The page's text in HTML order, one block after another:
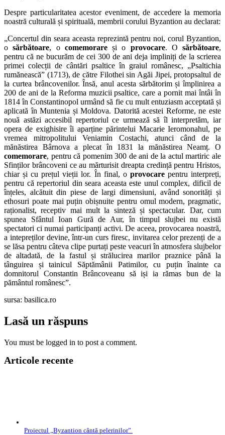
Despre particularitatea acestor eveniment, de accedere la memoria
noastră culturală și spirituală, membrii corului Byzantion au declarat:
„Concertul din seara aceasta reprezintă pentru noi, corul Byzantion,
osărbătoare, o comemorareși o provocare. O sărbătoare,
pentru că ne bucurăm de cei 300 de ani deja impliniți de la scrierea
primei colecții de cântări psaltice în graiul românesc, „Psaltichia
rumănească” (1713), de către Filothei sin Agăi Jipei, protopsaltul de
la curtea brâncovenilor. Însă, anul acesta sărbătorim și împlinirea a
200 de ani de la Reforma muzicii psaltice, care a pornit mai întâi în
1814 în Constantinopol urmând să fie cu mult entuziasm acceptată și
aplicată în Muntenia și Moldova. Datorită acestei Reforme, ne este
nouă astăzi accesibil repertoriul ce urmează să îl interpretăm, iar
opera de exighisire îi aparține părintelui Macarie Ieromonahul, pe
vremea mitropolitului Veniamin Costachi, atunci când de la
mănăstirea Bârnova a plecat în 1831 la mănăstirea Neamț. O
comemorare, pentru că pomenim 300 de ani de la actul martiric ale
Sfinților brâncoveni ce au mărturisit dreapta credință pentru Hristos,
chiar și cu prețul vieții lor. În final, o provocarepentru interpreți,
pentru că repertoriul din seara aceasta este unul complex, dificil de
înțeles, alcătuit din piese de largi dimensiuni, având sonorități și
ethosuri poate mai puțin obișnuite pentru omul modern, pragmatic,
raționalist, receptiv mai mult la sinteză și spectacular. Dar, cum
spunea Sfântul Ioan Gură de Aur, în timpul slujbei nu există
spectatori ci numai participanți activi. De aceea, provocarea noastră,
a intepreților devine, într-un curs firesc, invitarea celor prezenți de a
se lăsa pentru câteva clipe purtați peste veacuri în atmosfera slujbelor
de altadată, de la fastul și strălucirea marilor praznice până la
tânguirea și tainicul Săptămânii Patimilor, cu puțin înainte ca
domnitorul Constantin Brâncoveanu să iși ia rămas bun de la
pământul românesc”.
sursa: basilica.ro
Lasă un răspuns
You must be logged in to post a comment.
Articole recente
Proiectul „Byzantion cântă pelerinilor”